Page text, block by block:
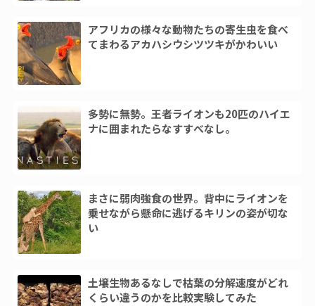
アフリカの様々な動物たちの寄生虫を食べ
てまわるアカハシウシツツキがかわいい
多勢に無勢。王者ライオンも20匹のハイエ
ナに囲まれたらなすすべなし。
まさに弱肉強食の世界。背中にライオンを
乗せながら懸命に逃げるキリンの姿が切な
い
土壌生物あるなしで枯葉の分解速度がどれ
くらい違うのかを比較実験してみた